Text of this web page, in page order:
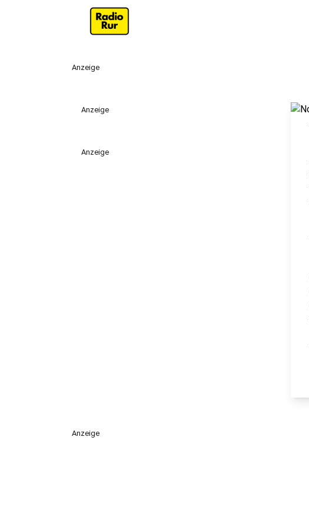
Anzeige
Anzeige
Anzeige
Anzeige